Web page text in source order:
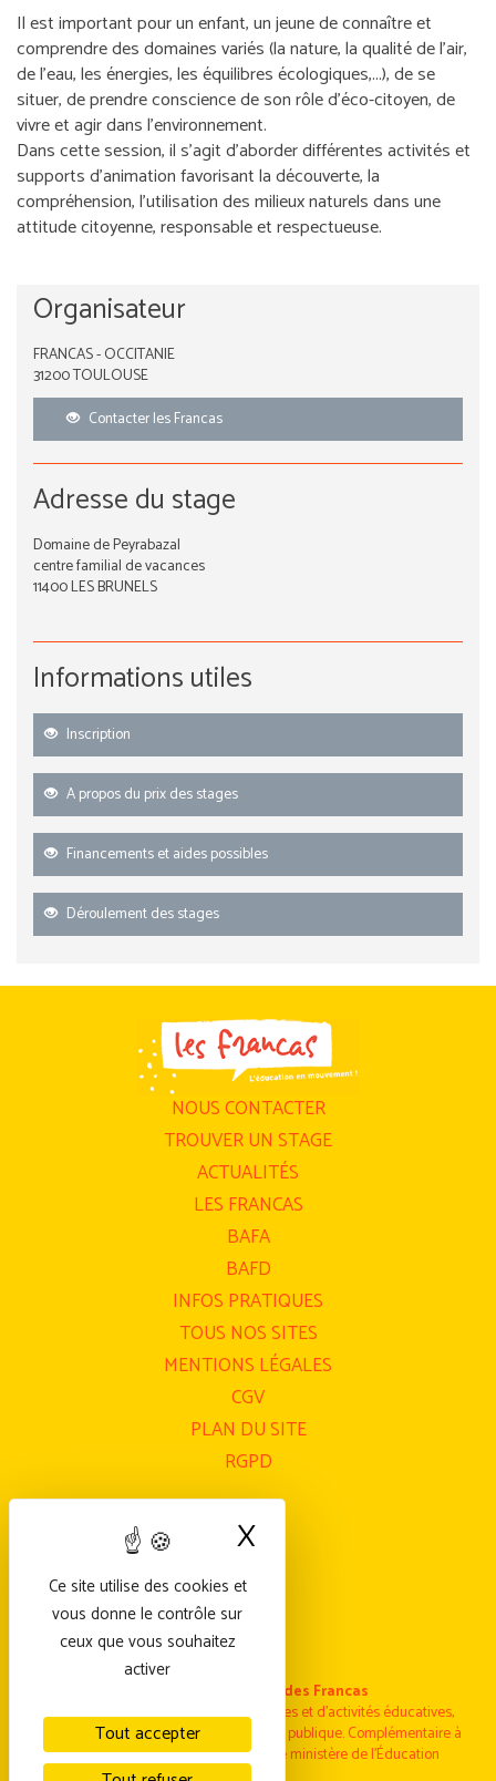
Il est important pour un enfant, un jeune de connaître et
comprendre des domaines variés (la nature, la qualité de l'air,
de l'eau, les énergies, les équilibres écologiques,...), de se
situer, de prendre conscience de son rôle d'éco-citoyen, de
vivre et agir dans l'environnement.
Dans cette session, il s'agit d'aborder différentes activités et
supports d'animation favorisant la découverte, la
compréhension, l'utilisation des milieux naturels dans une
attitude citoyenne, responsable et respectueuse.
Organisateur
FRANCAS - OCCITANIE
31200 TOULOUSE
Contacter les Francas
Adresse du stage
Domaine de Peyrabazal
centre familial de vacances
11400 LES BRUNELS
Informations utiles
Inscription
A propos du prix des stages
Financements et aides possibles
Déroulement des stages
NOUS CONTACTER
TROUVER UN STAGE
ACTUALITÉS
LES FRANCAS
BAFA
BAFD
INFOS PRATIQUES
TOUS NOS SITES
MENTIONS LÉGALES
CGV
PLAN DU SITE
RGPD
Fédération nationale des Francas
Fédération nationale laïque de structures et d’activités éducatives,
sociales et culturelles Reconnue d’utilité publique. Complémentaire à
l’Enseignement public et agrée par le ministère de l’Éducation
Ce site utilise des cookies et
vous donne le contrôle sur
ceux que vous souhaitez
activer
Tout accepter
X